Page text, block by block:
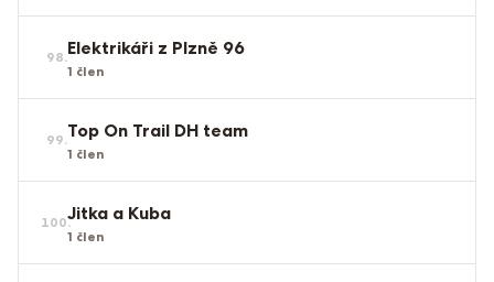
98.Elektrikáři z Plzně 96
1 člen
99.Top On Trail DH team
1 člen
100.Jitka a Kuba
1 člen